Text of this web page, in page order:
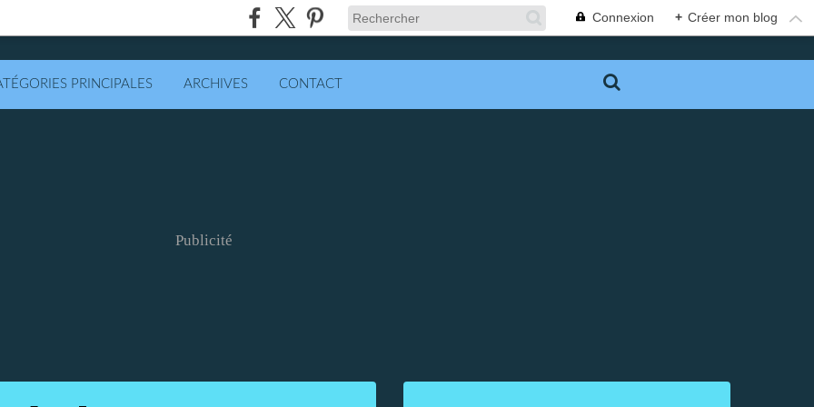
Connexion + Créer mon blog
PRINCIPALES ARCHIVES CONTACT
Publicité